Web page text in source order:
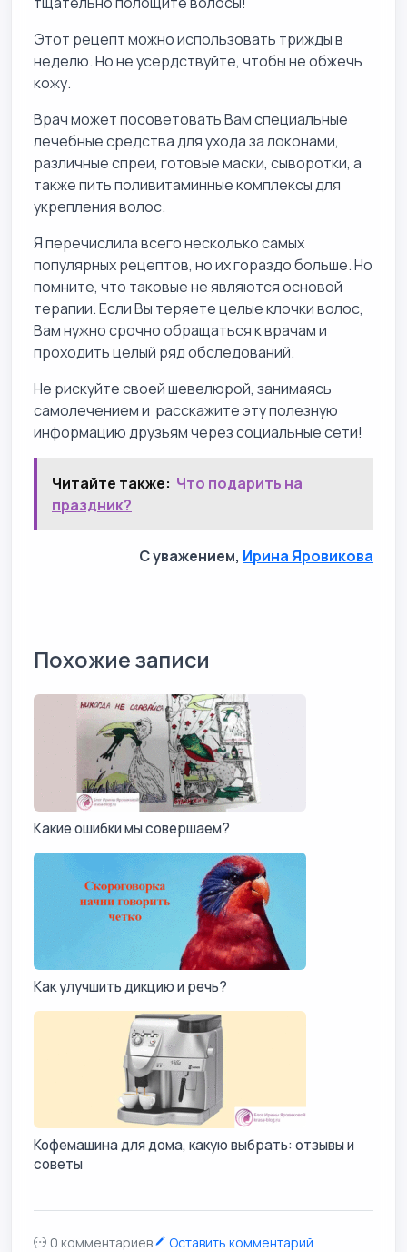
Этот рецепт можно использовать трижды в
неделю. Но не усердствуйте, чтобы не обжечь
кожу.
Врач может посоветовать Вам специальные
лечебные средства для ухода за локонами,
различные спреи, готовые маски, сыворотки, а
также пить поливитаминные комплексы для
укрепления волос.
Я перечислила всего несколько самых
популярных рецептов, но их гораздо больше. Но
помните, что таковые не являются основой
терапии. Если Вы теряете целые клочки волос,
Вам нужно срочно обращаться к врачам и
проходить целый ряд обследований.
Не рискуйте своей шевелюрой, занимаясь
самолечением и расскажите эту полезную
информацию друзьям через социальные сети!
Читайте также: Что подарить на
праздник?
С уважением, Ирина Яровикова
Похожие записи
Какие ошибки мы совершаем?
Как улучшить дикцию и речь?
Кофемашина для дома, какую выбрать: отзывы и
советы
0 комментариев Оставить комментарий